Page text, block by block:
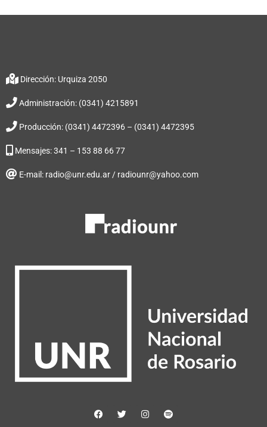
Dirección: Urquiza 2050
Administración: (0341) 4215891
Producción: (0341) 4472396 – (0341) 4472395
Mensajes: 341 – 153 88 66 77
E-mail: radio@unr.edu.ar / radiounr@yahoo.com